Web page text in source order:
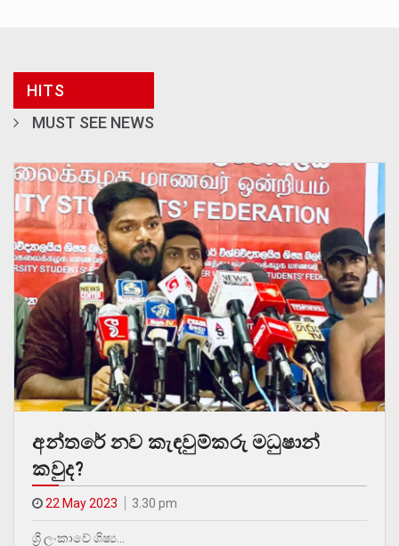
HITS
MUST SEE NEWS
අන්තරේ නව කැඳවුම්කරු මධුෂාන්
කවුද?
22 May 2023 3.30 pm
ශ්‍රී ලංකාවේ ශිෂ්‍ය…